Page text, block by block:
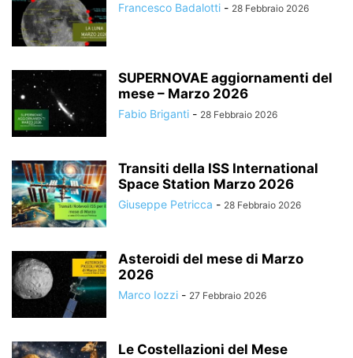
Francesco Badalotti - 28 Febbraio 2026
SUPERNOVAE aggiornamenti del
mese – Marzo 2026
Fabio Briganti - 28 Febbraio 2026
Transiti della ISS International
Space Station Marzo 2026
Giuseppe Petricca - 28 Febbraio 2026
Asteroidi del mese di Marzo
2026
Marco Iozzi - 27 Febbraio 2026
Le Costellazioni del Mese